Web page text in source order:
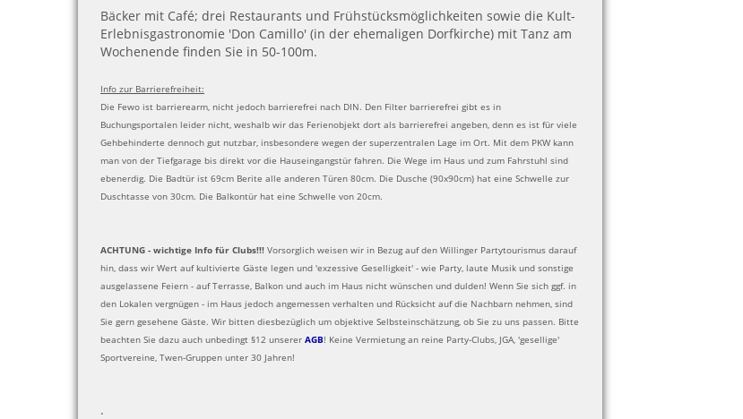
Bäcker mit Café; drei Restaurants und Frühstücksmöglichkeiten sowie die Kult-
Erlebnisgastronomie 'Don Camillo' (in der ehemaligen Dorfkirche) mit Tanz am
Wochenende finden Sie in 50-100m.
Info zur Barrierefreiheit:
Die Fewo ist barrierearm, nicht jedoch barrierefrei nach DIN. Den Filter barrierefrei gibt es in
Buchungsportalen leider nicht, weshalb wir das Ferienobjekt dort als barrierefrei angeben, denn es ist für viele
Gehbehinderte dennoch gut nutzbar, insbesondere wegen der superzentralen Lage im Ort. Mit dem PKW kann
man von der Tiefgarage bis direkt vor die Hauseingangstür fahren. Die Wege im Haus und zum Fahrstuhl sind
ebenerdig. Die Badtür ist 69cm Berite alle anderen Türen 80cm. Die Dusche (90x90cm) hat eine Schwelle zur
Duschtasse von 30cm. Die Balkontür hat eine Schwelle von 20cm.
ACHTUNG - wichtige Info für Clubs!!! Vorsorglich weisen wir in Bezug auf den Willinger Partytourismus darauf
hin, dass wir Wert auf kultivierte Gäste legen und 'exzessive Geselligkeit' - wie Party, laute Musik und sonstige
ausgelassene Feiern - auf Terrasse, Balkon und auch im Haus nicht wünschen und dulden! Wenn Sie sich ggf. in
den Lokalen vergnügen - im Haus jedoch angemessen verhalten und Rücksicht auf die Nachbarn nehmen, sind
Sie gern gesehene Gäste. Wir bitten diesbezüglich um objektive Selbsteinschätzung, ob Sie zu uns passen. Bitte
beachten Sie dazu auch unbedingt §12 unserer AGB! Keine Vermietung an reine Party-Clubs, JGA, 'gesellige'
Sportvereine, Twen-Gruppen unter 30 Jahren!
.